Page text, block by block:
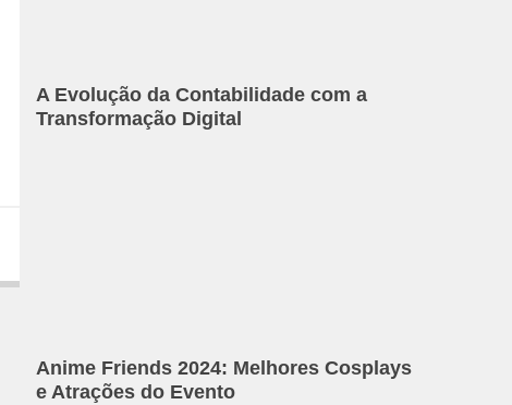
A Evolução da Contabilidade com a
Transformação Digital
Anime Friends 2024: Melhores Cosplays
e Atrações do Evento